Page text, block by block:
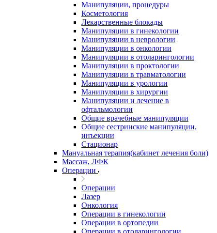
Манипуляции, процедуры
Косметология
Лекарственные блокады
Манипуляции в гинекологии
Манипуляции в неврологии
Манипуляции в онкологии
Манипуляции в отоларингологии
Манипуляции в проктологии
Манипуляции в травматологии
Манипуляции в урологии
Манипуляции в хирургии
Манипуляции и лечение в
офтальмологии
Общие врачебные манипуляции
Общие сестринские манипуляции,
инъекции
Стационар
Мануальная терапия(кабинет лечения боли)
Массаж, ЛФК
Операции
Операции
Лазер
Онкология
Операции в гинекологии
Операции в ортопедии
Операции в отоларингологии